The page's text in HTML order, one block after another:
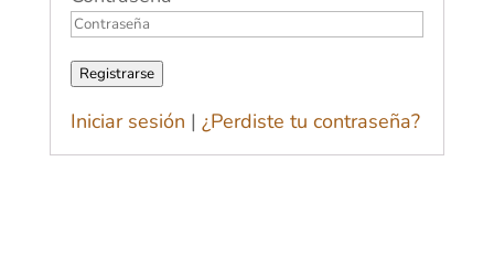
Registrarse
Iniciar sesión | ¿Perdiste tu contraseña?